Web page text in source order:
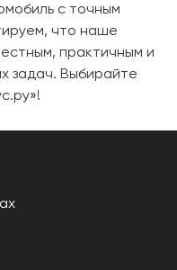
с точным
что наше
практичным и
задач. Выбирайте